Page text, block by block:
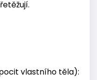
vlastního těla):